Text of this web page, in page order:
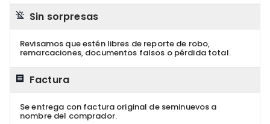
Sin sorpresas
Revisamos que estén libres de reporte de robo,
remarcaciones, documentos falsos o pérdida total.
Factura
Se entrega con factura original de seminuevos a
nombre del comprador.